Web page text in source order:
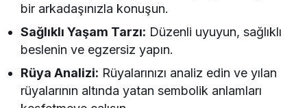
bir arkadaşınızla konuşun.
Sağlıklı Yaşam Tarzı: Düzenli uyuyun, sağlıklı
beslenin ve egzersiz yapın.
Rüya Analizi: Rüyalarınızı analiz edin ve yılan
rüyalarının altında yatan sembolik anlamları